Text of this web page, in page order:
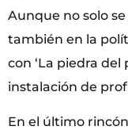
Aunque no solo
también en la
con ‘La piedra del
instalación de
En el último